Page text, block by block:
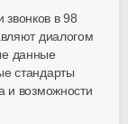
в 98
диалогом
данные
стандарты
и возможности